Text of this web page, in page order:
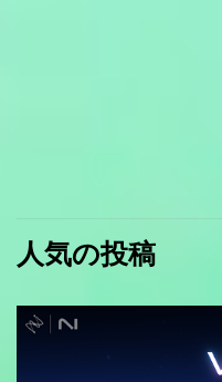
人気の投稿